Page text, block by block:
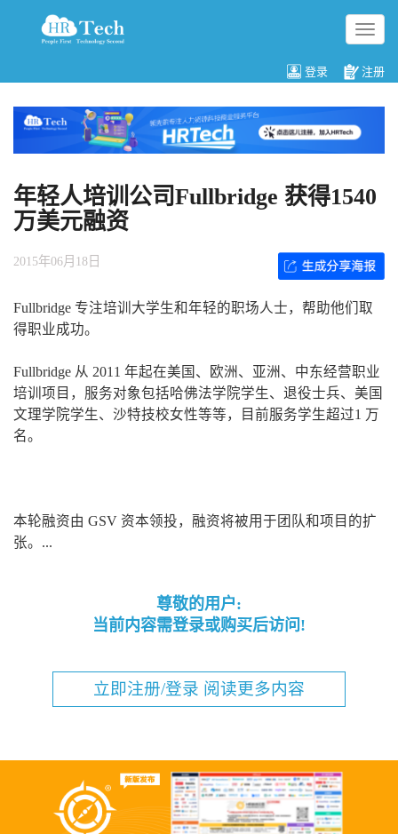
切
换
航
登录 注册
年轻人培训公司Fullbridge 获得1540
万美元融资
2015年06月18日
Fullbridge 专注培训大学生和年轻的职场人士，帮助他们取
得职业成功。
Fullbridge 从 2011 年起在美国、欧洲、亚洲、中东经营职业
培训项目，服务对象包括哈佛法学院学生、退役士兵、美国
文理学院学生、沙特技校女性等等，目前服务学生超过1 万
名。
本轮融资由 GSV 资本领投，融资将被用于团队和项目的扩
张。...
尊敬的用户:
当前内容需登录或购买后访问!
立即注册/登录 阅读更多内容